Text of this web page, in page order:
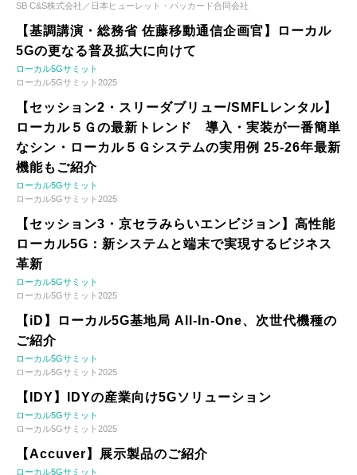
SB C&S株式会社／日本ヒューレット・パッカード合同会社
【基調講演・総務省 佐藤移動通信企画官】ローカル
5Gの更なる普及拡大に向けて
ローカル5Gサミット
ローカル5Gサミット2025
【セッション2・スリーダブリュー/SMFLレンタル】
ローカル５Ｇの最新トレンド 導入・実装が一番簡単
なシン・ローカル５Ｇシステムの実用例 25-26年最新
機能もご紹介
ローカル5Gサミット
ローカル5Gサミット2025
【セッション3・京セラみらいエンビジョン】高性能
ローカル5G：新システムと端末で実現するビジネス
革新
ローカル5Gサミット
ローカル5Gサミット2025
【iD】ローカル5G基地局 All-In-One、次世代機種の
ご紹介
ローカル5Gサミット
ローカル5Gサミット2025
【IDY】IDYの産業向け5Gソリューション
ローカル5Gサミット
ローカル5Gサミット2025
【Accuver】展示製品のご紹介
ローカル5Gサミット